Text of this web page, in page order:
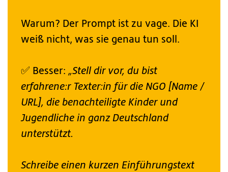
Warum? Der Prompt ist zu vage. Die KI
weiß nicht, was sie genau tun soll.
✅ Besser: „Stell dir vor, du bist
erfahrene:r Texter:in für die NGO [Name /
URL], die benachteiligte Kinder und
Jugendliche in ganz Deutschland
unterstützt.
Schreibe einen kurzen Einführungstext